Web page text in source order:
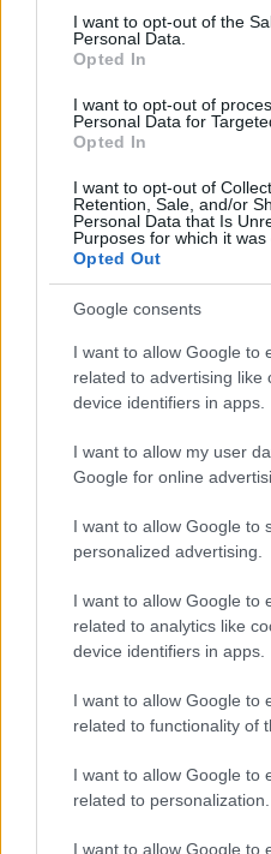
consent section.
I want to opt-out of the
Personal Data.
Opted In
I want to opt-out of
Personal Data for
Opted In
I want to opt-out of
Retention, Sale, and/or
Personal Data that Is
Purposes for which it was
Opted Out
Google consents
I want to allow Google to
related to advertising like
device identifiers in apps.
I want to allow my user
Google for online
I want to allow Google to
personalized advertising.
I want to allow Google to
related to analytics like
device identifiers in apps.
I want to allow Google to
related to functionality of
I want to allow Google to
related to personalization.
I want to allow Google to
DAVID
JÚNIUSBAN DEBÜTÁL:
TENGEREK
IDÉN IS A GYEREK
A bejegyzés trackback
https://kulturpart.hu/